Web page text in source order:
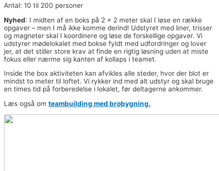
Antal: 10 til 200 personer
Nyhed: I midten af en boks på 2 x 2 meter skal I løse en række
opgaver – men I må ikke komme derind! Udstyret med liner, trisser
og magneter skal I koordinere og løse de forskellige opgaver. Vi
udstyrer mødelokalet med bokse fyldt med udfordringer og lover
jer, at det stiller store krav at finde en rigtig løsning uden at miste
fokus eller nærme sig kanten af kollaps i teamet.
Inside the box aktiviteten kan afvikles alle steder, hvor der blot er
mindst to meter til loftet. Vi rykker ind med alt udstyr og skal bruge
en times tid på forberedelse i lokalet, før deltagerne ankommer.
Læs også om teambuilding med brobygning.